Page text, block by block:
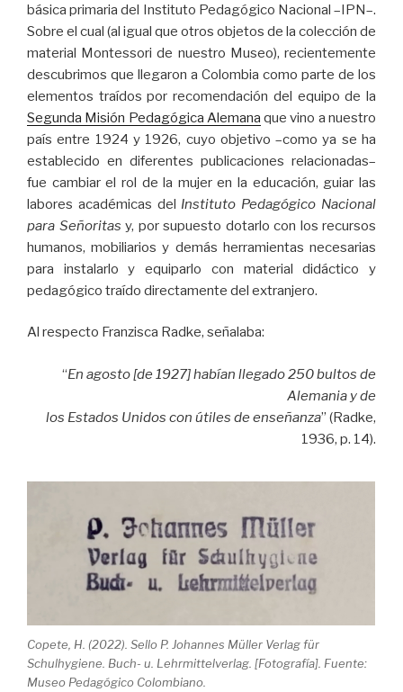
básica primaria del Instituto Pedagógico Nacional –IPN–.
Sobre el cual (al igual que otros objetos de la colección de
material Montessori de nuestro Museo), recientemente
descubrimos que llegaron a Colombia como parte de los
elementos traídos por recomendación del equipo de la
Segunda Misión Pedagógica Alemana que vino a nuestro
país entre 1924 y 1926, cuyo objetivo –como ya se ha
establecido en diferentes publicaciones relacionadas–
fue cambiar el rol de la mujer en la educación, guiar las
labores académicas del Instituto Pedagógico Nacional
para Señoritas y, por supuesto dotarlo con los recursos
humanos, mobiliarios y demás herramientas necesarias
para instalarlo y equiparlo con material didáctico y
pedagógico traído directamente del extranjero.
Al respecto Franzisca Radke, señalaba:
“En agosto [de 1927] habían llegado 250 bultos de
Alemania y de
los Estados Unidos con útiles de enseñanza” (Radke,
1936, p. 14).
Copete, H. (2022). Sello P. Johannes Müller Verlag für
Schulhygiene. Buch- u. Lehrmittelverlag. [Fotografía]. Fuente:
Museo Pedagógico Colombiano.